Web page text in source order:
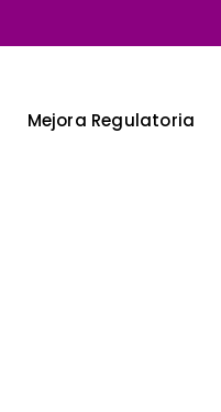
Mejora Regulatoria